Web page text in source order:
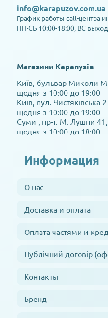
info@karapuzov.com.ua
График работы call-центра
ПН-СБ 10:00-18:00, ВС
Магазини Карапузів
Київ, бульвар Миколи
щодня з 10:00 до 19:00
Київ, вул. Чистяківська 2
щодня з 10:00 до 19:00
Суми , пр-т. М. Лушпи 41,
щодня з 10:00 до 18:00
Информация
О нас
Доставка и оплата
Оплата частями и
Публічний договір
Контакты
Бренд